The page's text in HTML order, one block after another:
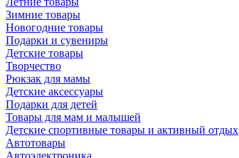
Зимние товары
Новогодние товары
Подарки и сувениры
Детские товары
Творчество
Рюкзак для мамы
Детские аксессуары
Подарки для детей
Товары для мам и малышей
Детские спортивные товары и активный отдых
Автотовары
Автоэлектроника